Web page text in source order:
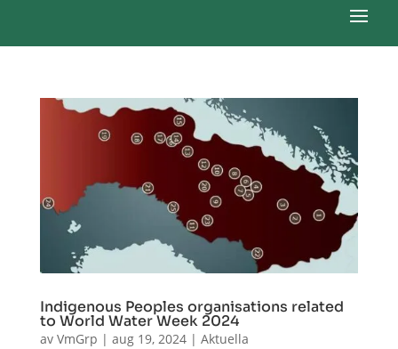
Indigenous Peoples organisations related
to World Water Week 2024
av VmGrp | aug 19, 2024| Aktuella